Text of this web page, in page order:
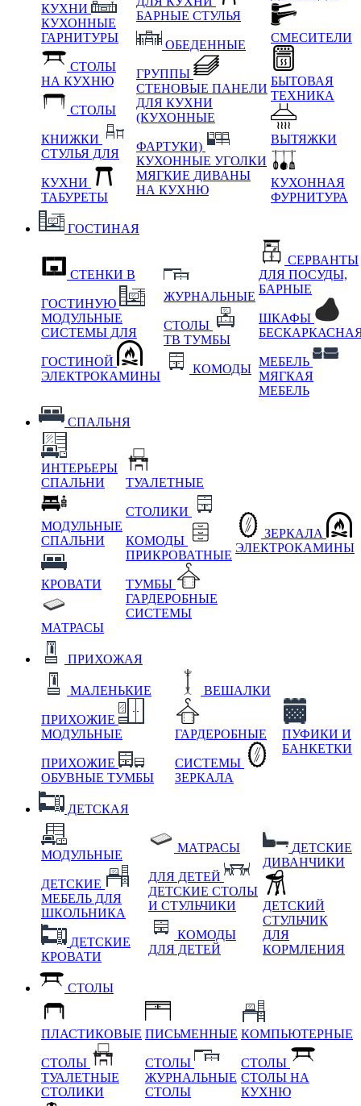
КУХНИ
КУХОННЫЕ
ГАРНИТУРЫ
СТОЛЫ
НА КУХНЮ
СТОЛЫ
КНИЖКИ
СТУЛЬЯ ДЛЯ
КУХНИ
ТАБУРЕТЫ
БАРНЫЕ СТУЛЬЯ
ОБЕДЕННЫЕ
ГРУППЫ
СТЕНОВЫЕ ПАНЕЛИ
ДЛЯ КУХНИ
(КУХОННЫЕ
ФАРТУКИ)
КУХОННЫЕ УГОЛКИ
МЯГКИЕ ДИВАНЫ
НА КУХНЮ
СМЕСИТЕЛИ
БЫТОВАЯ
ТЕХНИКА
ВЫТЯЖКИ
КУХОННАЯ
ФУРНИТУРА
ГОСТИНАЯ
СТЕНКИ В
ГОСТИНУЮ
МОДУЛЬНЫЕ
СИСТЕМЫ ДЛЯ
ГОСТИНОЙ
ЭЛЕКТРОКАМИНЫ
ЖУРНАЛЬНЫЕ
СТОЛЫ
ТВ ТУМБЫ
КОМОДЫ
СЕРВАНТЫ
ДЛЯ ПОСУДЫ,
БАРНЫЕ
ШКАФЫ
МЕБЕЛЬ
МЯГКАЯ
МЕБЕЛЬ
СПАЛЬНЯ
ИНТЕРЬЕРЫ
СПАЛЬНИ
МОДУЛЬНЫЕ
СПАЛЬНИ
КРОВАТИ
МАТРАСЫ
ТУАЛЕТНЫЕ
СТОЛИКИ
КОМОДЫ
ПРИКРОВАТНЫЕ
ТУМБЫ
ГАРДЕРОБНЫЕ
СИСТЕМЫ
ЗЕРКАЛА
ЭЛЕКТРОКАМИНЫ
ПРИХОЖАЯ
МАЛЕНЬКИЕ
ПРИХОЖИЕ
МОДУЛЬНЫЕ
ПРИХОЖИЕ
ОБУВНЫЕ ТУМБЫ
ВЕШАЛКИ
ГАРДЕРОБНЫЕ
СИСТЕМЫ
ЗЕРКАЛА
ПУФИКИ И
БАНКЕТКИ
ДЕТСКАЯ
МОДУЛЬНЫЕ
ДЕТСКИЕ
МЕБЕЛЬ ДЛЯ
ШКОЛЬНИКА
ДЕТСКИЕ
КРОВАТИ
МАТРАСЫ
ДЛЯ ДЕТЕЙ
ДЕТСКИЕ СТОЛЫ
И СТУЛЬЧИКИ
КОМОДЫ
ДЛЯ ДЕТЕЙ
ДЕТСКИЕ
ДИВАНЧИКИ
ДЕТСКИЙ
СТУЛЬЧИК
ДЛЯ
КОРМЛЕНИЯ
СТОЛЫ
ПЛАСТИКОВЫЕ
СТОЛЫ
ТУАЛЕТНЫЕ
СТОЛИКИ
ПИСЬМЕННЫЕ
СТОЛЫ
ЖУРНАЛЬНЫЕ
СТОЛЫ
КОМПЬЮТЕРНЫЕ
СТОЛЫ
СТОЛЫ НА
КУХНЮ